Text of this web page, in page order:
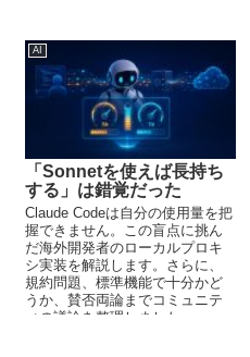
AI
「Sonnetを使えば長持ち
する」は錯覚だった
Claude Codeは自分の使用量を把
握できません。この盲点に挑ん
だ海外開発者のローカルプロキ
シ実装を解説します。さらに、
規約問題、標準機能で十分かど
うか、賛否両論までコミュニテ
ィの議論を整理しました。